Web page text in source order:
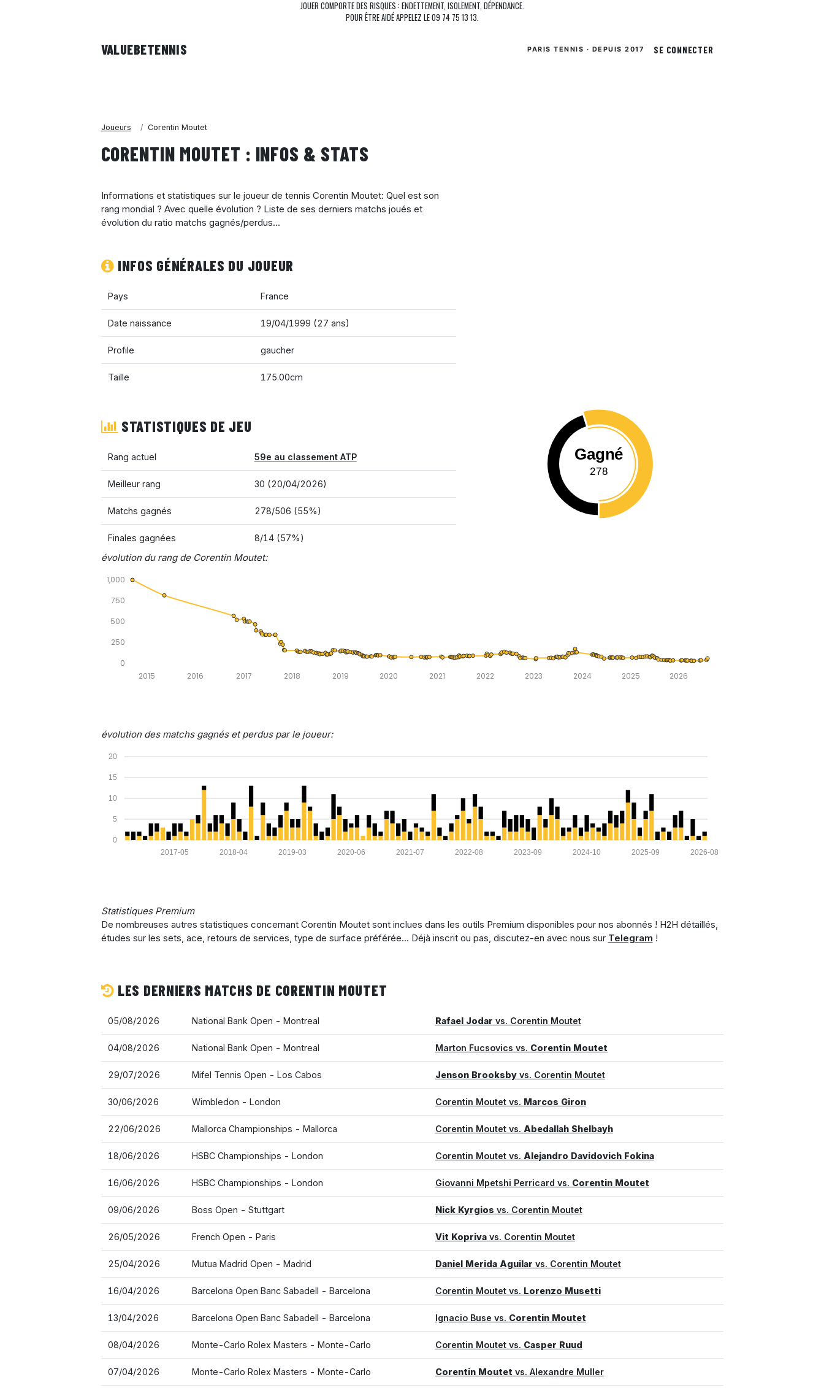
JOUER COMPORTE DES RISQUES : ENDETTEMENT, ISOLEMENT, DÉPENDANCE.
POUR ÊTRE AIDÉ APPELEZ LE 09 74 75 13 13.
VALUEBETENNIS PARIS TENNIS · DEPUIS 2017 SE CONNECTER
Joueurs Corentin Moutet
CORENTIN MOUTET : INFOS & STATS
Informations et statistiques sur le joueur de tennis Corentin Moutet: Quel est son
rang mondial ? Avec quelle évolution ? Liste de ses derniers matchs joués et
évolution du ratio matchs gagnés/perdus...
INFOS GÉNÉRALES DU JOUEUR
Pays France
Date naissance 19/04/1999 (27 ans)
Profile gaucher
Taille 175.00cm
STATISTIQUES DE JEU
Rang actuel 59e au classement ATP
Meilleur rang 30 (20/04/2026)
Matchs gagnés 278/506 (55%)
Finales gagnées 8/14 (57%)
Gagné
278
évolution du rang de Corentin Moutet:
0
250
500
750
1,000
2026
2025
2024
2023
2022
2021
2020
2019
2018
2017
2016
2015
évolution des matchs gagnés et perdus par le joueur:
0
5
10
15
20
2026-08
2025-09
2024-10
2023-09
2022-08
2021-07
2020-06
2019-03
2018-04
2017-05
Statistiques Premium
De nombreuses autres statistiques concernant Corentin Moutet sont inclues dans les outils Premium disponibles pour nos abonnés ! H2H détaillés,
études sur les sets, ace, retours de services, type de surface préférée... Déjà inscrit ou pas, discutez-en avec nous sur Telegram !
LES DERNIERS MATCHS DE CORENTIN MOUTET
05/08/2026 National Bank Open - Montreal Rafael Jodar vs. Corentin Moutet
04/08/2026 National Bank Open - Montreal Marton Fucsovics vs. Corentin Moutet
29/07/2026 Mifel Tennis Open - Los Cabos Jenson Brooksbyvs. Corentin Moutet
30/06/2026 Wimbledon - London Corentin Moutet vs. Marcos Giron
22/06/2026 Mallorca Championships - Mallorca Corentin Moutet vs. Abedallah Shelbayh
18/06/2026 HSBC Championships - London Corentin Moutet vs. Alejandro Davidovich Fokina
16/06/2026 HSBC Championships - London Giovanni Mpetshi Perricard vs. Corentin Moutet
09/06/2026 Boss Open - Stuttgart Nick Kyrgios vs. Corentin Moutet
26/05/2026 French Open - Paris Vit Koprivavs. Corentin Moutet
25/04/2026 Mutua Madrid Open - Madrid Daniel Merida Aguilar vs. Corentin Moutet
16/04/2026 Barcelona Open Banc Sabadell - Barcelona Corentin Moutet vs. Lorenzo Musetti
13/04/2026 Barcelona Open Banc Sabadell - Barcelona Ignacio Buse vs. Corentin Moutet
08/04/2026 Monte-Carlo Rolex Masters - Monte-Carlo Corentin Moutet vs. Casper Ruud
07/04/2026 Monte-Carlo Rolex Masters - Monte-Carlo Corentin Moutet vs. Alexandre Muller